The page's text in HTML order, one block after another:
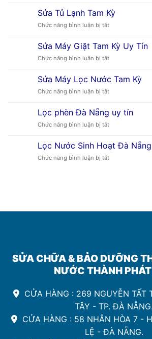
Mặt
Trời
Đà
Lò
Vi
Sóng
Kỳ
Sửa Tủ Lạnh Tam Kỳ
Chức năng bình luận bị tắtở
Tủ
Lạnh
Tam
Sửa Máy Giặt Tam Kỳ Uy Tín
Chức năng bình luận bị tắtở
Máy
Giặt
Tam
Uy
Tín
Sửa Máy Lọc Nước Tam Kỳ
Chức năng bình luận bị tắtở
Lọc
Nước
Kỳ
Lọc phèn Đà Nẵng uy tín
Chức năng bình luận bị tắtở
phèn
Đà
Nẵng
Lọc Nước Sinh Hoạt Đà Nẵng
Chức năng bình luận bị tắtở
SỬA CHỮA & BẢO DƯỠNG
NƯỚC THÀNH
CỬA HÀNG : 269 NGUYỄN TẤT
TÂY - TP. ĐÀ NẴNG.
CỬA HÀNG : 58 NHÂN HÒA 7 -
LỆ - ĐÀ NẴNG.